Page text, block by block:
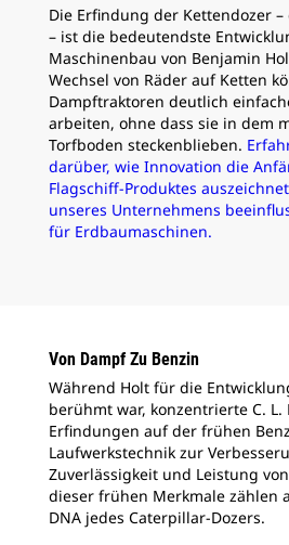
Die Erfindung der Kettendozer
– ist die bedeutendste
Maschinenbau von Benjamin
Wechsel von Räder auf Ketten
Dampftraktoren deutlich
arbeiten, ohne dass sie in dem
Torfboden steckenblieben.
darüber, wie Innovation die
Flagschiff-Produktes
unseres Unternehmens
für Erdbaumaschinen.
Von Dampf Zu Benzin
Während Holt für die
berühmt war, konzentrierte C. L.
Erfindungen auf der frühen
Laufwerkstechnik zur
Zuverlässigkeit und Leistung
dieser frühen Merkmale zählen
DNA jedes Caterpillar-Dozers.